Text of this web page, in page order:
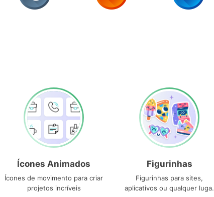
Ícones Animados
Ícones de movimento para criar
projetos incríveis
Figurinhas
Figurinhas para sites,
aplicativos ou qualquer lugar